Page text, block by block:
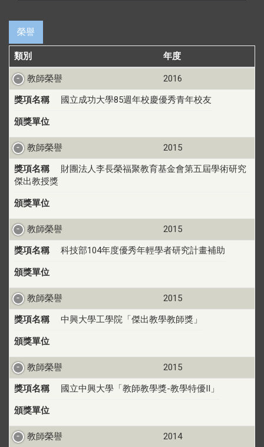
榮譽
類別 年度
教師榮譽
2016
獎項名稱
國立成功大學85週年校慶優秀青年校友
頒獎單位
教師榮譽
2015
獎項名稱
財團法人李長榮福聚教育基金會第五屆學術研究
傑出教授獎
頒獎單位
教師榮譽
2015
獎項名稱
科技部104年度優秀年輕學者研究計畫補助
頒獎單位
教師榮譽
2015
獎項名稱
中興大學工學院「傑出教學教師獎」
頒獎單位
教師榮譽
2015
獎項名稱
國立中興大學「教師教學獎-教學特優II」
頒獎單位
教師榮譽
2014